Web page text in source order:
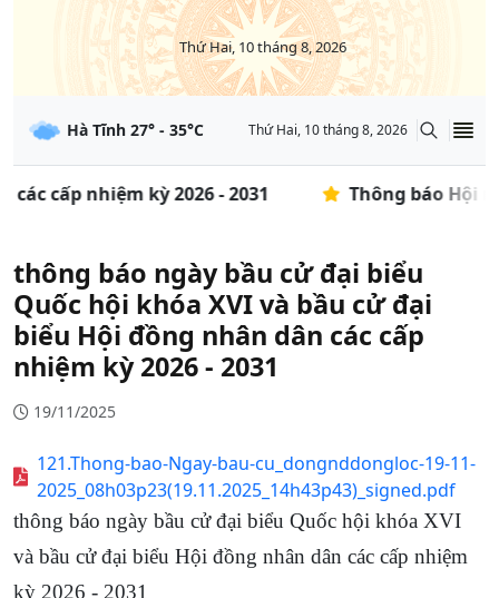
Thứ Hai, 10 tháng 8, 2026
Hà Tĩnh 27° - 35°C Thứ Hai, 10 tháng 8, 2026
cấp nhiệm kỳ 2026 - 2031 Thông báo Hội
thông báo ngày bầu cử đại biểu
Quốc hội khóa XVI và bầu cử đại
biểu Hội đồng nhân dân các cấp
nhiệm kỳ 2026 - 2031
19/11/2025
121.Thong-bao-Ngay-bau-cu_dongnddongloc-19-11-
2025_08h03p23(19.11.2025_14h43p43)_signed.pdf
thông báo ngày bầu cử đại biểu Quốc hội khóa XVI
và bầu cử đại biểu Hội đồng nhân dân các cấp nhiệm
kỳ 2026 - 2031